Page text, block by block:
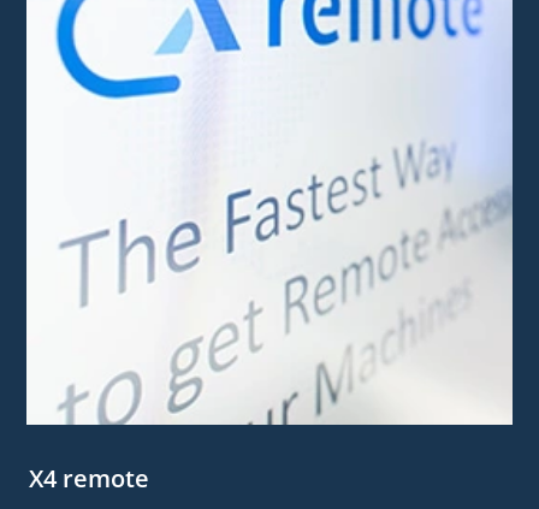
X4 remote